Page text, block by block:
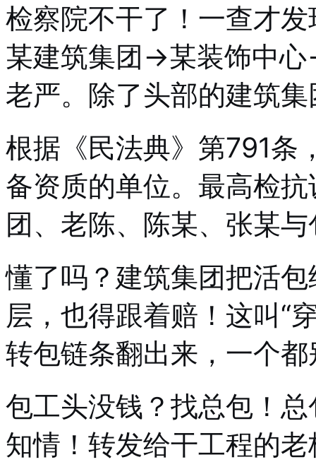
检察院不干了！一查才
某建筑集团→某装饰中
老严。除了头部的建筑
根据《民法典》第791条
备资质的单位。最高检
团、老陈、陈某、张某
懂了吗？建筑集团把活
层，也得跟着赔！这叫
转包链条翻出来，一个
包工头没钱？找总包！
知情！转发给干工程的